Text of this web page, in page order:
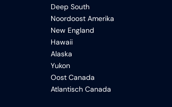
Deep South
Noordoost Amerika
New England
Hawaii
Alaska
Yukon
Oost Canada
Atlantisch Canada